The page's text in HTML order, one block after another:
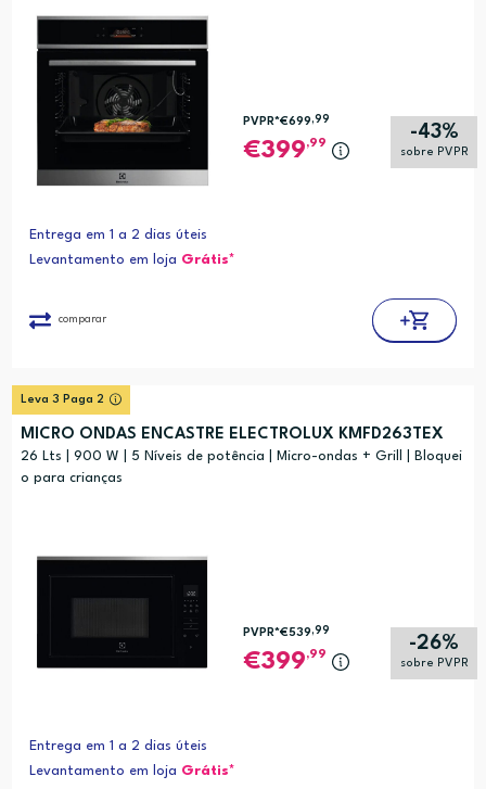
-43%
sobre PVPR
PVPR*€699,99
399,99
Entrega em 1 a 2 dias úteis
Levantamento em loja Grátis*
comparar
Leva 3 Paga 2
MICRO ONDAS ENCASTRE ELECTROLUX KMFD263TEX
26 Lts | 900 W | 5 Níveis de potência | Micro-ondas + Grill | Bloquei
o para crianças
-26%
sobre PVPR
PVPR*€539 ,99
399,99
Entrega em 1 a 2 dias úteis
Levantamento em loja Grátis*